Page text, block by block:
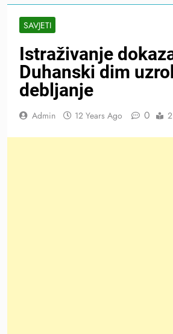
SAVJETI
Istraživanje
Duhanski dim
debljanje
Admin 12 Years Ago 0